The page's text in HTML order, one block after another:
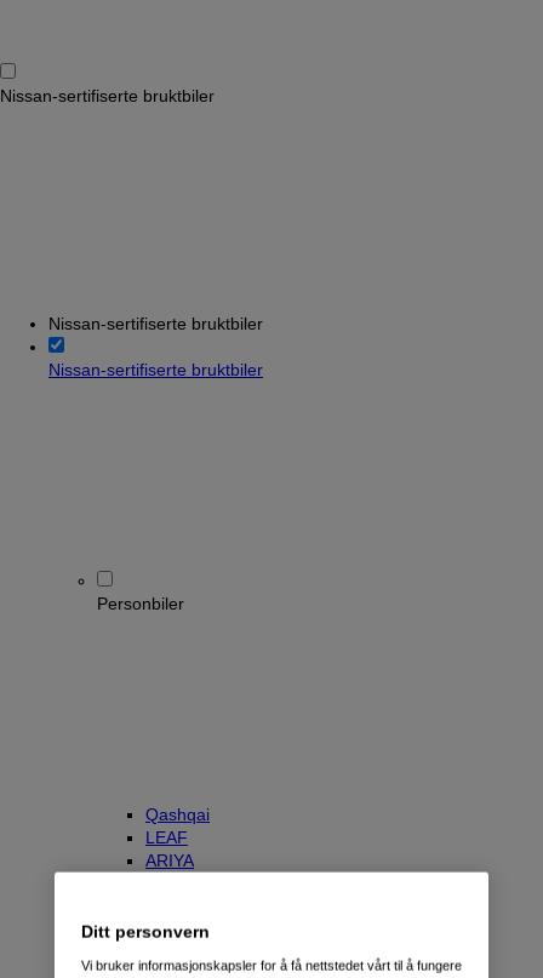
Nissan-sertifiserte bruktbiler
Nissan-sertifiserte bruktbiler
Nissan-sertifiserte bruktbiler
Personbiler
Qashqai
LEAF
ARIYA
e-NV200 Evalia
Ditt personvern
Vi bruker informasjonskapsler for å få nettstedet vårt til å fungere